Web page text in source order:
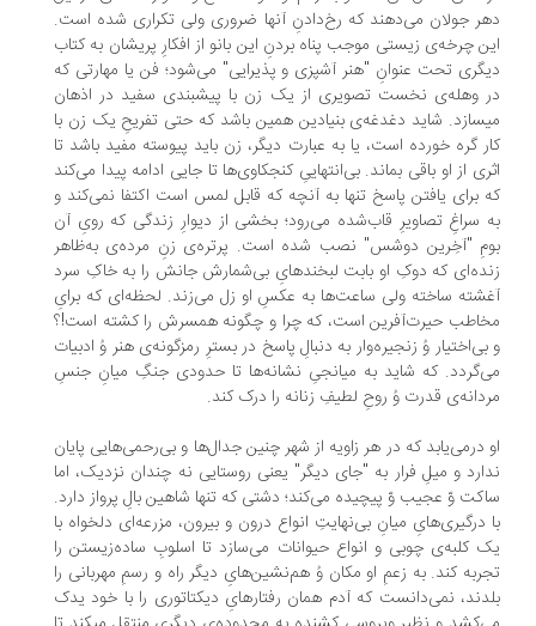
جولان می‌دهند که رخ‌دادنِ آنها ضروری ولی تکراری شده است.
چرخه‌ی زیستی موجب پناه ‌بردنِ این بانو از افکارِ پریشان به کتاب
تحت عنوانِ "هنر آشپزی و پذیرایی" می‌شود؛ فن یا مهارتی که
وهله‌ی نخست تصویری از یک زن با پیشبندی سفید در اذهان
می‎سازد. شاید دغدغه‌ی بنیادین همین باشد که حتی تفریحِ یک زن با
گره خورده است، یا به عبارت دیگر، زن باید پیوسته مفید باشد تا
از او باقی بماند. بی‌انتهاییِ کنجکاوی‌ها تا جایی ادامه پیدا می‌کند
برای یافتن پاسخ تنها به آنچه که قابل لمس است اکتفا نمی‌کند و
سراغِ تصاویرِ قاب‌شده می‌رود؛ بخشی از دیوارِ زندگی که رویِ آن
"آخِرین دوشس" نصب شده است. پرتره‌ی زنِ مرده‌ی به‌ظاهر
که دوکِ او بابت لبخندهایِ بی‌شمارش جانش را به خاکِ سرد
ساخته ولی ساعت‌ها به عکسِ او زل می‌زند. لحظه‌ای که برایِ
حیرت‌آفرین است، که چرا و چگونه همسرش را کشته است!؟
وُ زنجیره‌وار به دنبالِ پاسخ در بسترِ رمزگونه‌ی هنر وُ ادبیات
که شاید به میانجیِ نشانه‌ها تا حدودی جنگِ میانِ جنسِ
قدرت وُ روحِ لطیفِ زنانه را درک کند.
درمی‌یابد که در هر زاویه از شهر چنین جدال‌ها و بی‌رحمی‌هایی پایان
و میلِ فرار به "جای دیگر" یعنی روستایی نه چندان نزدیک، اما
وّ عجیب وّ پیچیده می‌کند؛ دشتی که تنها شاهین بالِ پرواز دارد.
درگیری‌هایِ میانِ بی‌نهایتِ انواع درون و بیرون، مزرعه‌ای دلخواه با
کلبه‌ی چوبی و انواع حیوانات می‌سازد تا اسلوبِ ساده‌زیستن را
کند. به زعمِ او مکان وُ هم‌نشین‌هایِ دیگر راه و رسمِ مهربانی را
نمی‌دانست که آدم همان رفتارهایِ دیکتاتوری را با خود یدک